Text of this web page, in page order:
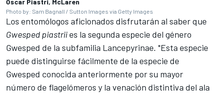
Photo by: Sam Bagnall / Sutton Images via Getty Images
Los entomólogos aficionados disfrutarán al saber que
Gwesped piastriies la segunda especie del género
Gwesped de la subfamilia Lancepyrinae. "Esta especie
puede distinguirse fácilmente de la especie de
Gwesped conocida anteriormente por su mayor
número de flagelómeros y la venación distintiva del ala